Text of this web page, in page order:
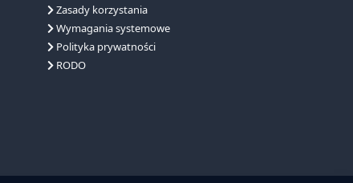
Zasady korzystania
Wymagania systemowe
Polityka prywatności
RODO